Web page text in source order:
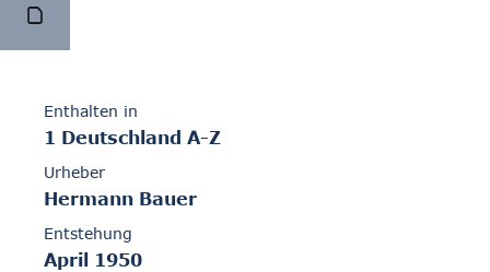
Enthalten in
1 Deutschland A-Z
Urheber
Hermann Bauer
Entstehung
April 1950